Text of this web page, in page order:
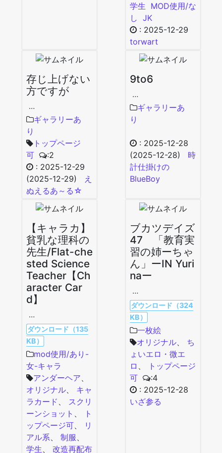
学生 MOD使用/な
し JK
: 2025-12-29
torwart
存じ上げない
方ですが
…
ギャラリーあ
り
トップページ
可
:2
: 2025-12-29
(2025-12-29)
え
ぬえるあ～る☆
9to6
…
ギャラリーあ
り
: 2025-12-28
(2025-12-28)
時
計仕掛けの
BlueBoy
【キャラカ】
貧乳な理科の
先生/Flat-che
sted Science
Teacher【Ch
aracter Car
d】
…
ダウンロード（135
KB）
mod使用/あり-
女-キャラ
アンダーヘア
オリジナル、 キャ
ラカード
スクリ
ーンショット
ト
ップページ可、
リ
アル系
制服
学生
改造再配布
ブカツデイズ
47 「教育実
習の姉ーちゃ
ん」ーIN Yuri
naー
…
ダウンロード（324
KB）
一枚絵
オリジナル、 ち
ょいエロ・微エ
ロ
トップページ
可
:4
: 2025-12-28
いざ参る